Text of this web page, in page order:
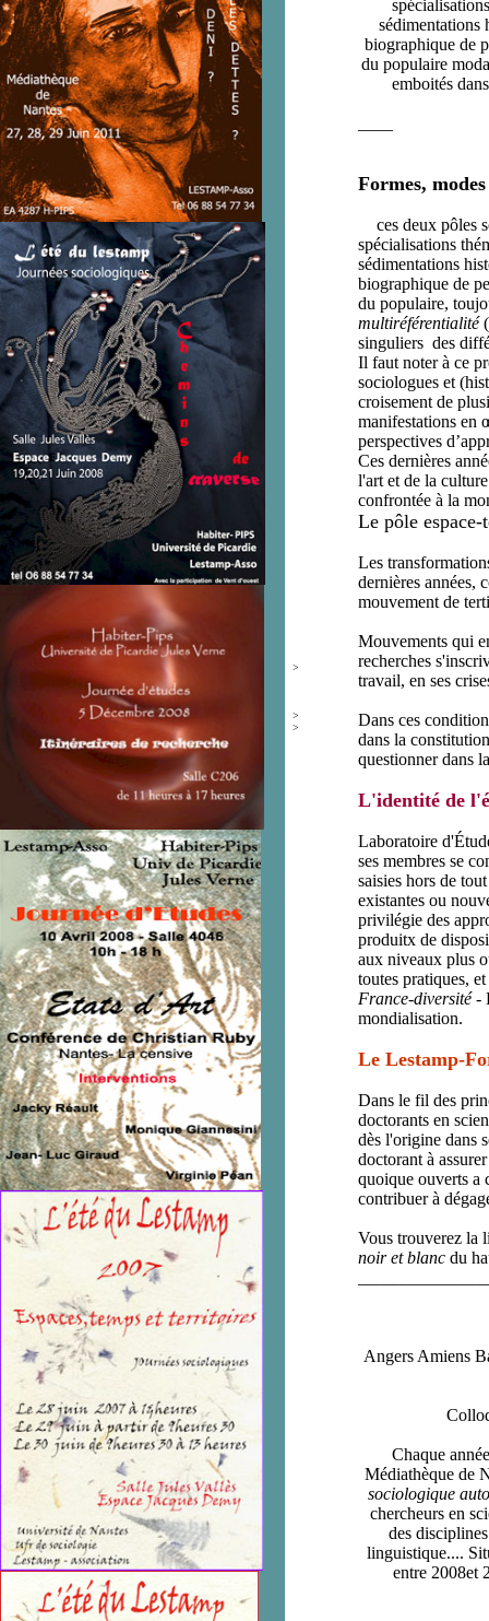
>
>
>
sédimentations
biographique de
du populaire
emboités
Formes,
ces deux pôles
spécialisations
sédimentations
biographique de
du populaire,
multiréférentialité
singuliers des
Il faut noter à ce
sociologues et
croisement de
manifestations en
perspectives
Ces dernières
l'art et de la
confrontée à la
Le pôle
Les
dernières années,
mouvement de
Mouvements qui
recherches
travail, en ses
Dans ces
dans la
questionner dans
L'identité de
Laboratoire d'É
ses membres se
saisies hors de
existantes ou
privilégie des
produitx de
aux niveaux plus
toutes pratiques,
France-diversité-
mondialisation.
Le Lestamp-
Dans le fil des
doctorants en
dès l'origine dans
doctorant à
quoique ouverts a
contribuer à
Vous trouverez la
noiret blanc du
Angers Amiens
Chaque
Médiathèque de
sociologique
chercheurs en
des
linguistique....
entre 2008et